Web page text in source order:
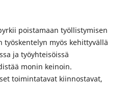
poistamaan työllistymisen
myös kehittyvällä
ja työyhteisöissä
monin keinoin.
toimintatavat kiinnostavat,